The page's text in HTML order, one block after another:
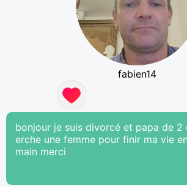
fabien14
bonjour je suis divorcé et papa de 2
erche une femme pour finir ma vie
main merci